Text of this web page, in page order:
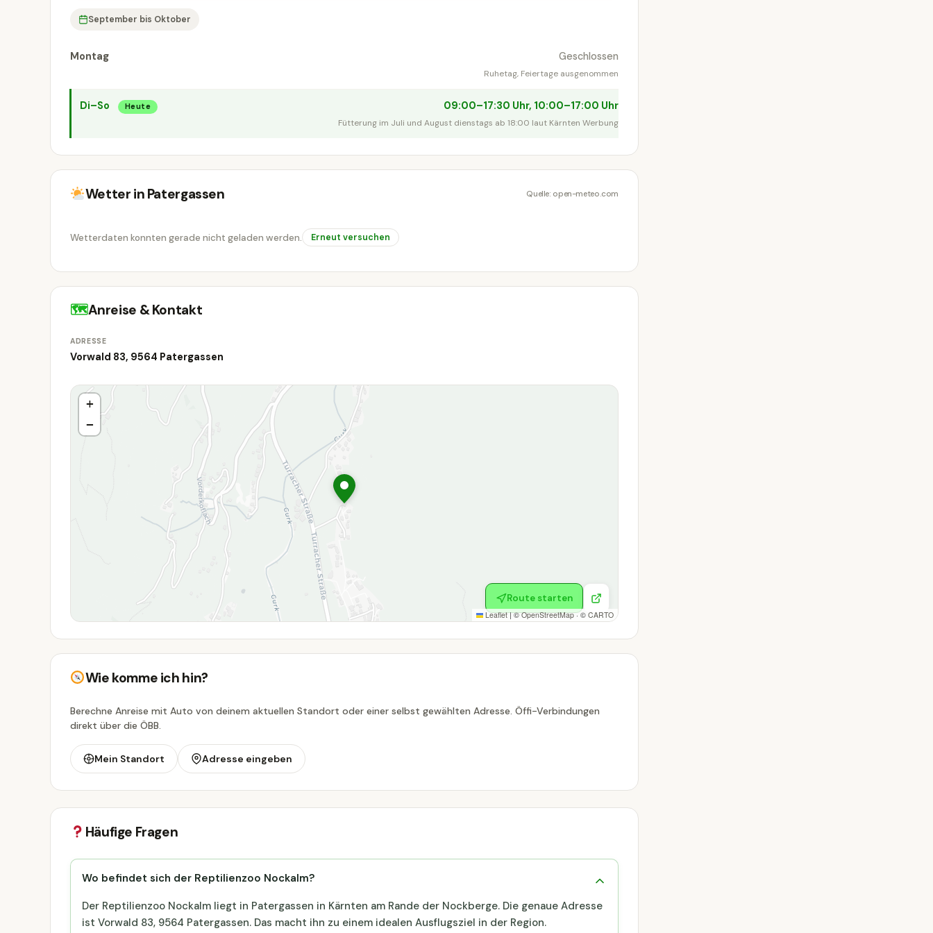
September bis Oktober
Montag Geschlossen
Ruhetag, Feiertage ausgenommen
Di–So Heute 09:00–17:30 Uhr, 10:00–17:00 Uhr
Fütterung im Juli und August dienstags ab 18:00 laut Kärnten Werbung
Wetter in Patergassen Quelle: open-meteo.com
Wetterdaten konnten gerade nicht geladen werden. Erneut versuchen
🗺Anreise & Kontakt
ADRESSE
Vorwald 83, 9564 Patergassen
+
−
Leaflet |©OpenStreetMap· © CARTO
Route starten
Wie komme ich hin?
Berechne Anreise mit Auto von deinem aktuellen Standort oder einer selbst gewählten Adresse. Öffi-Verbindungen
direkt über die ÖBB.
Mein Standort Adresse eingeben
Häufige Fragen
Wo befindet sich der Reptilienzoo Nockalm?
Der Reptilienzoo Nockalm liegt in Patergassen in Kärnten am Rande der Nockberge. Die genaue Adresse
ist Vorwald 83, 9564 Patergassen. Das macht ihn zu einem idealen Ausflugsziel in der Region.